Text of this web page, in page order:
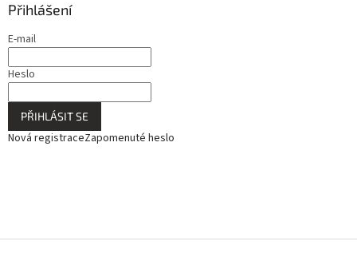
Přihlášení
E-mail
Heslo
PŘIHLÁSIT SE
Nová registraceZapomenuté heslo